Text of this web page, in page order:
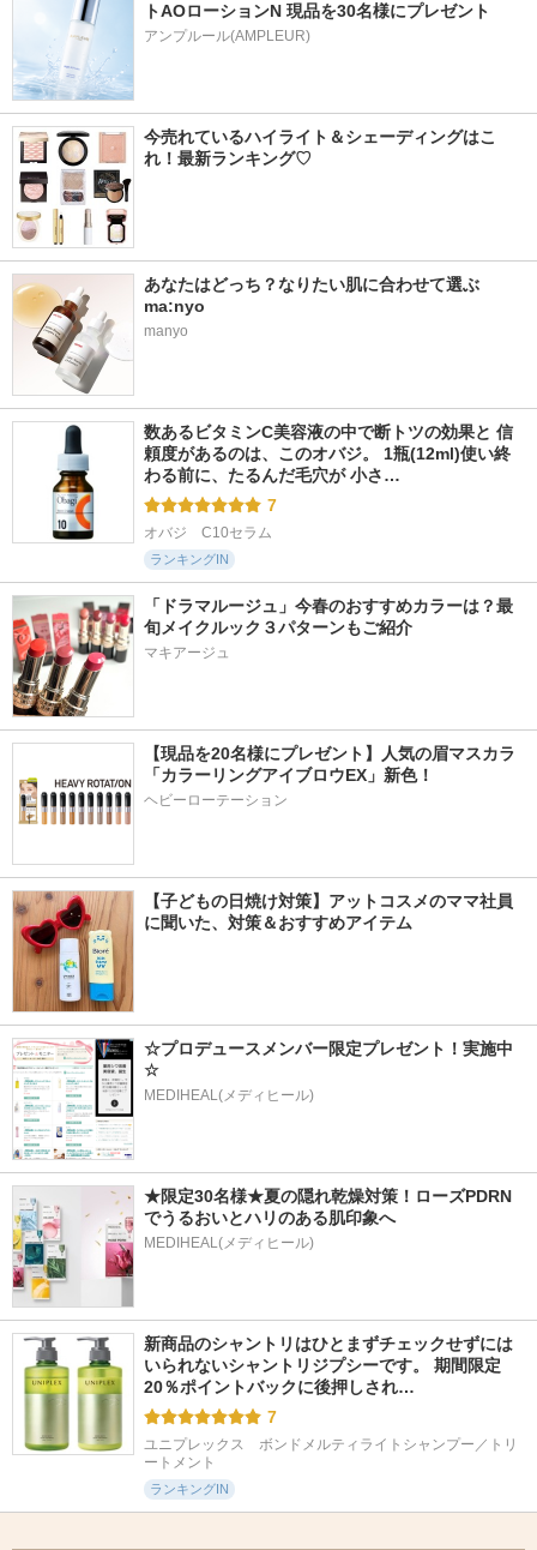
トAOローションN 現品を30名様にプレゼント
アンプルール(AMPLEUR)
今売れているハイライト＆シェーディングはこ
れ！最新ランキング♡
あなたはどっち？なりたい肌に合わせて選ぶ
ma:nyo
manyo
数あるビタミンC美容液の中で断トツの効果と 信
頼度があるのは、このオバジ。 1瓶(12ml)使い終
わる前に、たるんだ毛穴が 小さ…
7
オバジ　C10セラム
ランキングIN
「ドラマルージュ」今春のおすすめカラーは？最
旬メイクルック３パターンもご紹介
マキアージュ
【現品を20名様にプレゼント】人気の眉マスカラ
「カラーリングアイブロウEX」新色！
ヘビーローテーション
【子どもの日焼け対策】アットコスメのママ社員
に聞いた、対策＆おすすめアイテム
☆プロデュースメンバー限定プレゼント！実施中
☆
MEDIHEAL(メディヒール)
★限定30名様★夏の隠れ乾燥対策！ローズPDRN
でうるおいとハリのある肌印象へ
MEDIHEAL(メディヒール)
新商品のシャントリはひとまずチェックせずには
いられないシャントリジプシーです。 期間限定
20％ポイントバックに後押しされ…
7
ユニプレックス　ボンドメルティライトシャンプー／トリ
ートメント
ランキングIN